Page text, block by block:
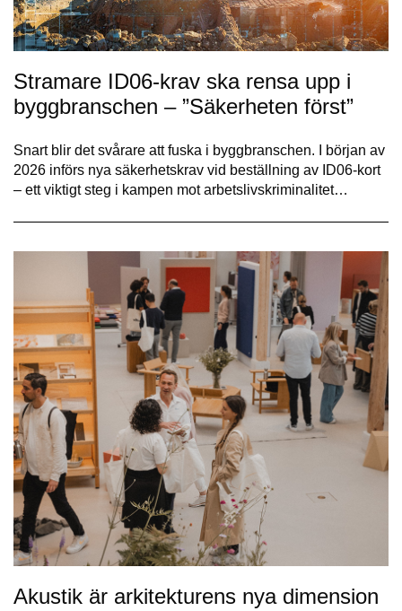
Stramare ID06-krav ska rensa upp i
byggbranschen – ”Säkerheten först”
Snart blir det svårare att fuska i byggbranschen. I början av
2026 införs nya säkerhetskrav vid beställning av ID06-kort
– ett viktigt steg i kampen mot arbetslivskriminalitet…
Akustik är arkitekturens nya dimension